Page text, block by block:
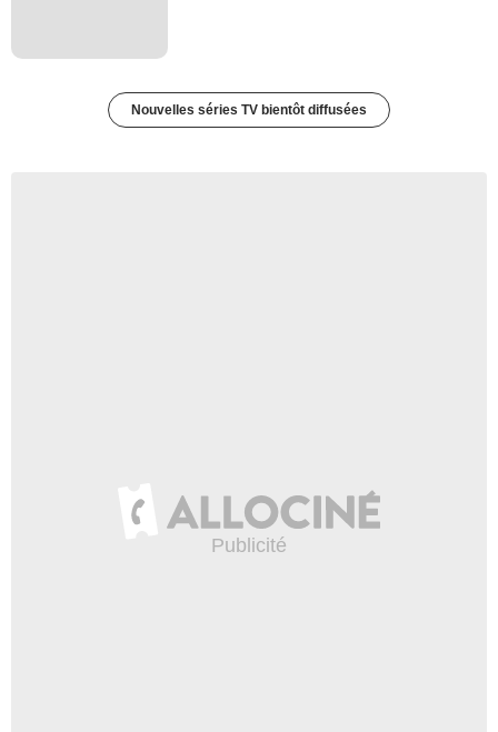
Nouvelles séries TV bientôt diffusées